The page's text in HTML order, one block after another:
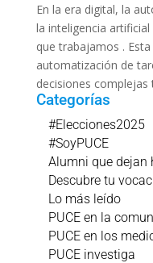
En la era digital, la
la inteligencia
que trabajamos .
automatización de
decisiones complejas
Categorías
#Elecciones2025
#SoyPUCE
Alumni que dejan
Descubre tu
Lo más leído
PUCE en la
PUCE en los
PUCE investiga